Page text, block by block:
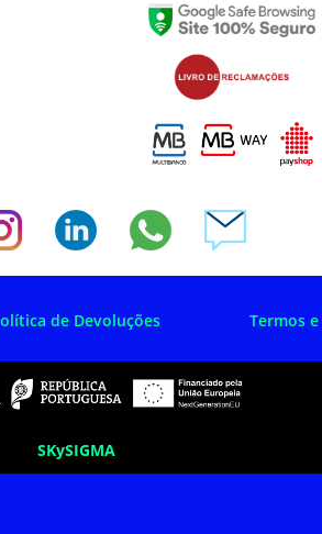
de Devoluções Termos
SKySIGMA